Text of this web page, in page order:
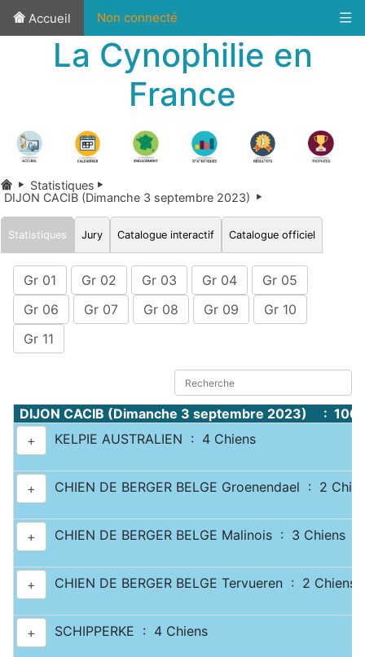
Accueil Non connecté
La Cynophilie en
France
Statistiques
DIJON CACIB (Dimanche 3 septembre 2023)
Statistiques Jury Catalogue interactif Catalogue officiel
Gr 01 Gr 02 Gr 03 Gr 04
Gr 05
Gr 06
Gr 07 Gr 08 Gr 09
Gr 10
Gr 11
DIJON CACIB (Dimanche 3 septembre 2023) :
+
KELPIE AUSTRALIEN : 4 Chiens
+ CHIEN DE BERGER BELGE Groenendael : 2
+ CHIEN DE BERGER BELGE Malinois : 3 Chiens
+ CHIEN DE BERGER BELGE Tervueren : 2 Chiens
+ SCHIPPERKE : 4 Chiens